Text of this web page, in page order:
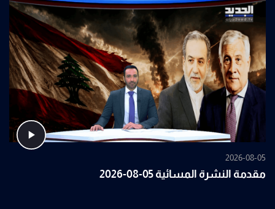
2026-08-05
مقدمة النشرة المسائية 05-08-2026